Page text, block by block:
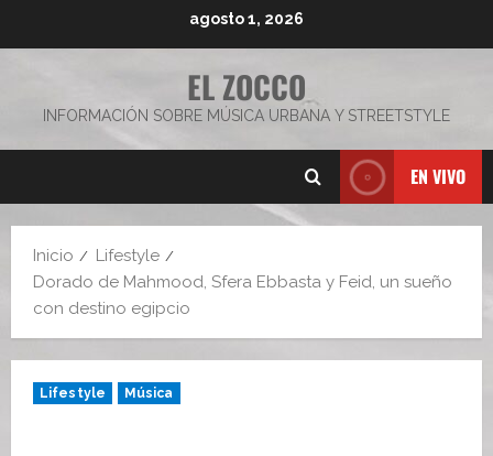
agosto 1, 2026
EL ZOCCO
INFORMACIÓN SOBRE MÚSICA URBANA Y STREETSTYLE
EN VIVO
Inicio
Lifestyle
Dorado de Mahmood, Sfera Ebbasta y Feid, un sueño
con destino egipcio
Lifestyle Música